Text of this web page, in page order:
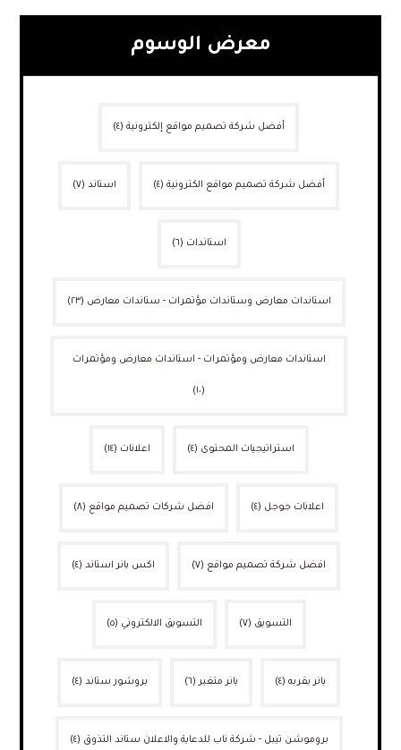
معرض الوسوم
أفضل شركة تصميم مواقع إلكترونية (٤)
أفضل شركة تصميم مواقع الكترونية (٤) استاند (٧)
استاندات (٦)
استاندات معارض وستاندات مؤتمرات - ستاندات معارض (٢٣)
استاندات معارض ومؤتمرات - استاندات معارض ومؤتمرات
(١٠)
استراتيجيات المحتوى (٤) اعلانات (١٤)
اعلانات جوجل (٤) افضل شركات تصميم مواقع (٨)
افضل شركة تصميم مواقع (٧) اكس بانر استاند (٤)
التسويق (٧) التسويق الالكتروني (٥)
بانر بقربه (٤) بانر متغير (٦) بروشور ستاند (٤)
بروموشن تيبل - شركة ناب للدعاية والاعلان ستاند التذوق (٤)